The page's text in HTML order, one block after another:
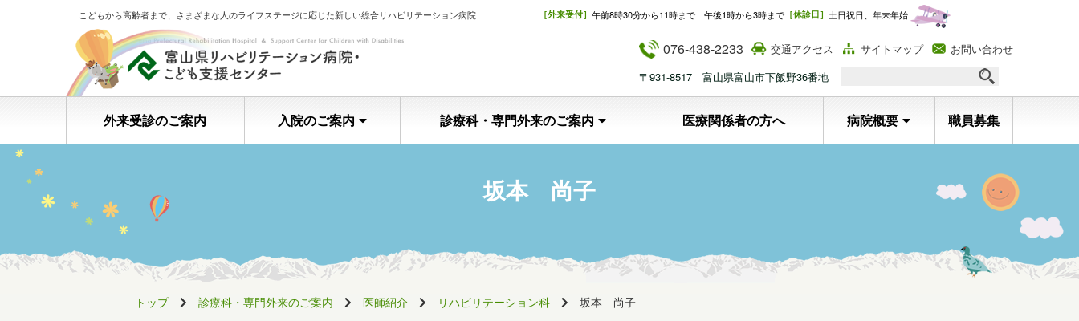
こどもから高齢者まで、さまざまな人のライフステージに応じた新しい総合リハビリテーション病院
076-438-2233 交通アクセス サイトマップ
お問い合わせ
〒931-8517 富山県富山市下飯野36番地
［外来受付］ 午前8時30分から11時まで 午後1時から3時まで ［休診日］ 土日祝日、年末年始
外来受診のご案内 入院のご案内 診療科・専門外来のご案内 医療関係者の方へ 病院概要 職員募集
坂本 尚子
トップ 診療科・専門外来のご案内 医師紹介 リハビリテーション科 坂本 尚子